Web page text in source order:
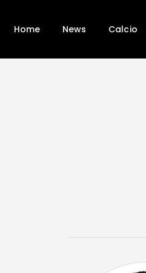
Home News Calcio